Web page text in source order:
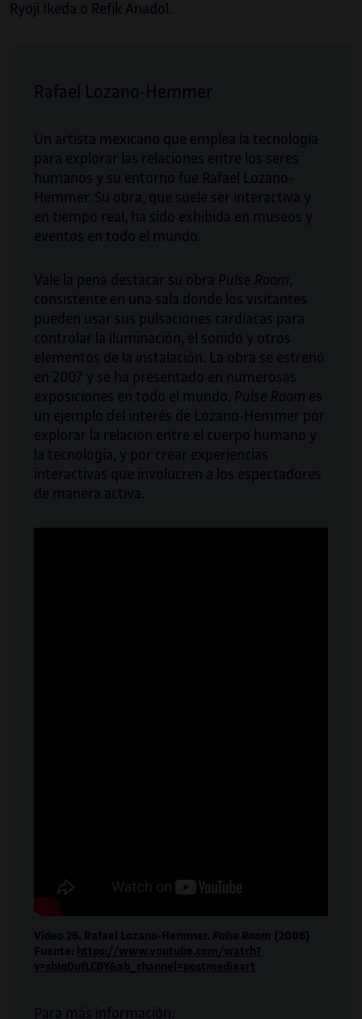
Ryoji Ikeda o Refik Anadol.
Rafael Lozano-Hemmer
Un artista mexicano que emplea la tecnología
para explorar las relaciones entre los seres
humanos y su entorno fue Rafael Lozano-
Hemmer. Su obra, que suele ser interactiva y
en tiempo real, ha sido exhibida en museos y
eventos en todo el mundo.
Vale la pena destacar su obra Pulse Room,
consistente en una sala donde los visitantes
pueden usar sus pulsaciones cardíacas para
controlar la iluminación, el sonido y otros
elementos de la instalación. La obra se estrenó
en 2007 y se ha presentado en numerosas
exposiciones en todo el mundo. Pulse Room es
un ejemplo del interés de Lozano-Hemmer por
explorar la relación entre el cuerpo humano y
la tecnología, y por crear experiencias
interactivas que involucren a los espectadores
de manera activa.
Video 26. Rafael Lozano-Hemmer. Pulse Room (2006)
Fuente: https://www.youtube.com/watch?
v=sbiqDufLCDY&ab_channel=postmediaart
Para más información: